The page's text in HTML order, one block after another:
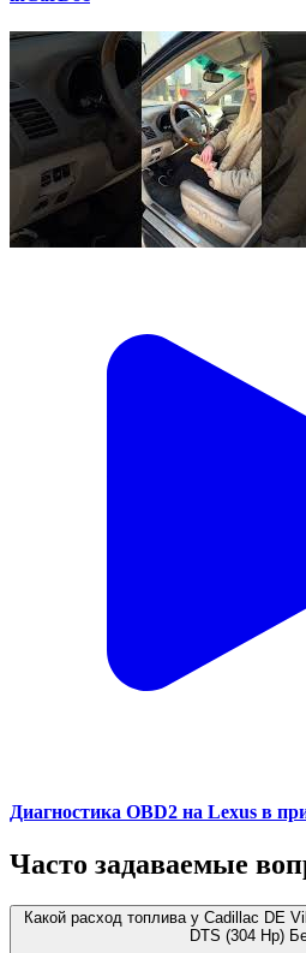
Диагностика OBD2 на Lexus в
Часто задаваемые
Какой расход топлива у Cadillac DE
DTS (304 Hp)